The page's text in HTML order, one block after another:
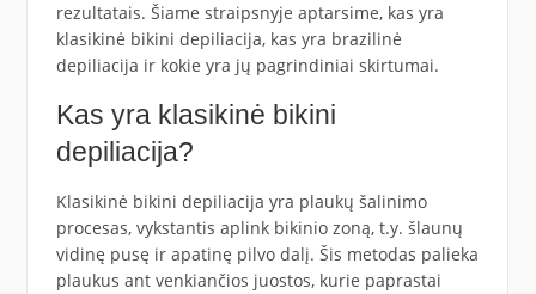
rezultatais. Šiame straipsnyje aptarsime, kas yra
klasikinė bikini depiliacija, kas yra brazilinė
depiliacija ir kokie yra jų pagrindiniai skirtumai.
Kas yra klasikinė bikini
depiliacija?
Klasikinė bikini depiliacija yra plaukų šalinimo
procesas, vykstantis aplink bikinio zoną, t.y. šlaunų
vidinę pusę ir apatinę pilvo dalį. Šis metodas palieka
plaukus ant venkiančios juostos, kurie paprastai